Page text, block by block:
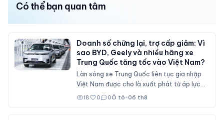
Có thể bạn quan tâm
Doanh số chững lại, trợ cấp giảm: Vì
sao BYD, Geely và nhiều hãng xe
Trung Quốc tăng tốc vào Việt Nam?
Làn sóng xe Trung Quốc liên tục gia nhập
Việt Nam được cho là xuất phát từ áp lực
doanh số tại thị trường nội địa, nơi sức mua
18 0 0Ô tô•06 th8